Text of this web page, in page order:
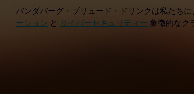
バンダバーグ・ブリュード・ドリンクは私たち
ーション と サイバーセキュリティー 象徴的なク